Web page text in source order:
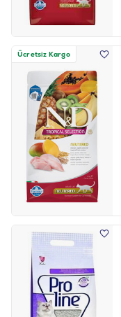
Ücretsiz Kargo